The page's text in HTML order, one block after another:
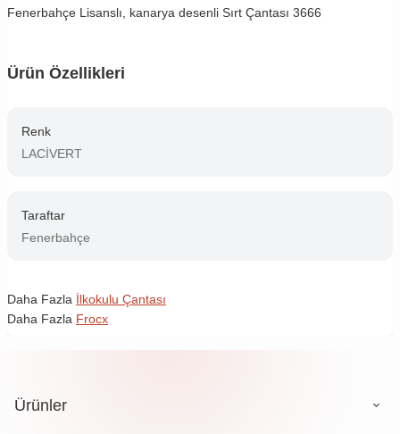
Fenerbahçe Lisanslı, kanarya desenli Sırt Çantası 3666
Ürün Özellikleri
Renk
LACİVERT
Taraftar
Fenerbahçe
Daha Fazla İlkokulu Çantası
Daha Fazla Frocx
Ürünler